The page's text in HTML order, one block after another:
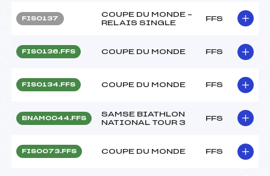
FIS0137
COUPE DU MONDE –
RELAIS SINGLE
FFS
FIS0136.FFS COUPE DU MONDE FFS
FIS0134.FFS COUPE DU MONDE FFS
BNAM0044.FFS
SAMSE BIATHLON
NATIONAL TOUR 3
FFS
FIS0073.FFS COUPE DU MONDE FFS